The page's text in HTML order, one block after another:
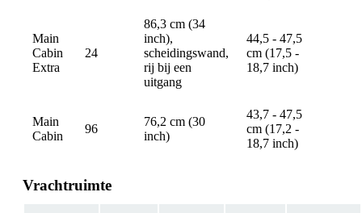
Main
Cabin
Extra
24
86,3 cm (34
inch),
scheidingswand,
rij bij een
uitgang
44,5 - 47,5
cm (17,5 -
18,7 inch)
Main
Cabin
96
76,2 cm (30
inch)
43,7 - 47,5
cm (17,2 -
18,7 inch)
Vrachtruimte